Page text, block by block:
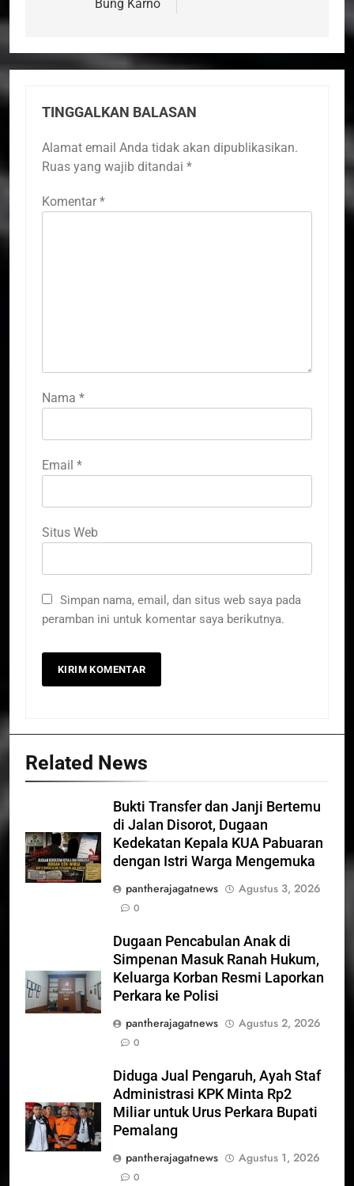
Bung Karno
TINGGALKAN BALASAN
Alamat email Anda tidak akan dipublikasikan.
Ruas yang wajib ditandai *
Komentar *
Nama *
Email *
Situs Web
Simpan nama, email, dan situs web saya pada
peramban ini untuk komentar saya berikutnya.
Related News
Bukti Transfer dan Janji Bertemu
di Jalan Disorot, Dugaan
Kedekatan Kepala KUA Pabuaran
dengan Istri Warga Mengemuka
pantherajagatnews
Agustus 3, 2026
0
Dugaan Pencabulan Anak di
Simpenan Masuk Ranah Hukum,
Keluarga Korban Resmi Laporkan
Perkara ke Polisi
pantherajagatnews
Agustus 2, 2026
0
Diduga Jual Pengaruh, Ayah Staf
Administrasi KPK Minta Rp2
Miliar untuk Urus Perkara Bupati
Pemalang
pantherajagatnews
Agustus 1, 2026
0